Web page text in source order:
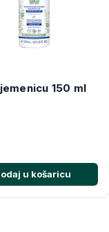
150 ml
u košaricu